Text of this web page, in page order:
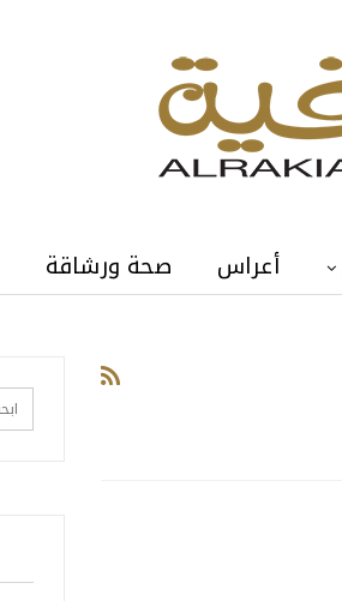
أعراس صحة ورشاقة